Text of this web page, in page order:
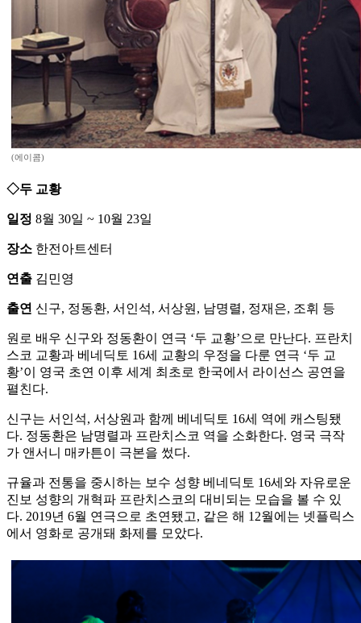
(에이콤)
◇두 교황
일정 8월 30일 ~ 10월 23일
장소 한전아트센터
연출 김민영
출연 신구, 정동환, 서인석, 서상원, 남명렬, 정재은, 조휘 등
원로 배우 신구와 정동환이 연극 ‘두 교황’으로 만난다. 프란치
스코 교황과 베네딕토 16세 교황의 우정을 다룬 연극 ‘두 교
황’이 영국 초연 이후 세계 최초로 한국에서 라이선스 공연을
펼친다.
신구는 서인석, 서상원과 함께 베네딕토 16세 역에 캐스팅됐
다. 정동환은 남명렬과 프란치스코 역을 소화한다. 영국 극작
가 앤서니 매카튼이 극본을 썼다.
규율과 전통을 중시하는 보수 성향 베네딕토 16세와 자유로운
진보 성향의 개혁파 프란치스코의 대비되는 모습을 볼 수 있
다. 2019년 6월 연극으로 초연됐고, 같은 해 12월에는 넷플릭스
에서 영화로 공개돼 화제를 모았다.